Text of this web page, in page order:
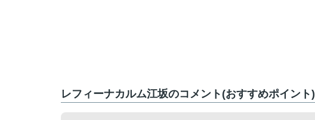
レフィーナカルム江坂のコメント(おすすめポイント)